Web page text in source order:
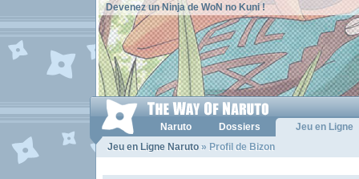
Devenez un Ninja de WoN no Kuni !
Naruto Dossiers
Jeu en Ligne
Jeu en Ligne Naruto » Profil de Bizon